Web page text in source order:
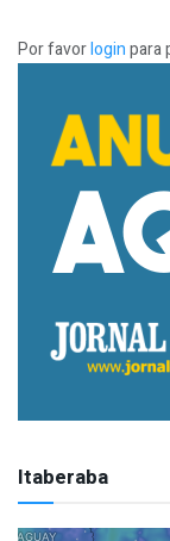
Por favorloginpara
Itaberaba